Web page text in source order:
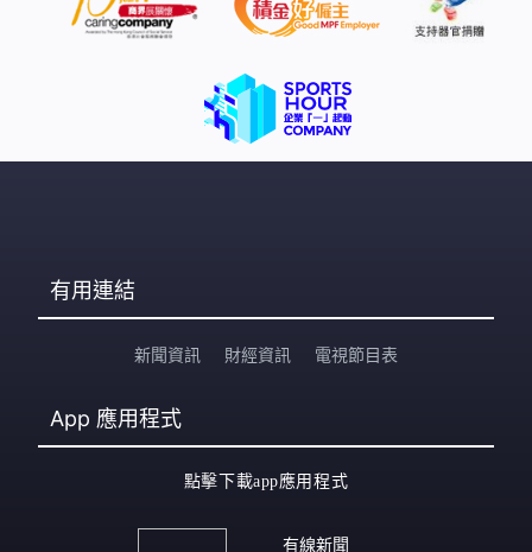
有用連結
新聞資訊 財經資訊 電視節目表
App 應用程式
點擊下載app應用程式
有線新聞